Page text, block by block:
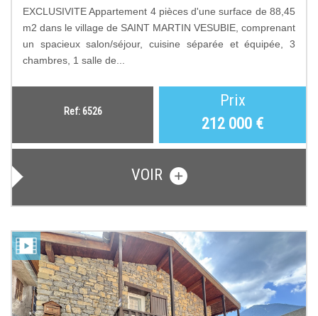
EXCLUSIVITE Appartement 4 pièces d'une surface de 88,45
m2 dans le village de SAINT MARTIN VESUBIE, comprenant
un spacieux salon/séjour, cuisine séparée et équipée, 3
chambres, 1 salle de...
Ref: 6526
Prix
212 000 €
VOIR